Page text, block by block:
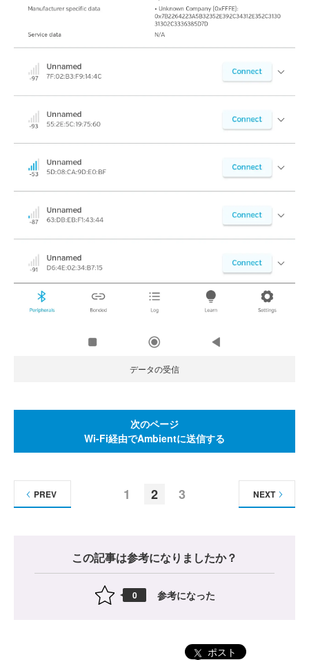
データの受信
次のページ
Wi-Fi経由でAmbientに送信する
1 2 3
PREV NEXT
この記事は参考になりましたか？
0 参考になった
ポスト